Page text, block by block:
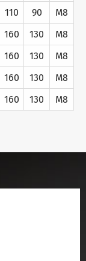
110 90
M8
160 130
M8
160 130
M8
160 130
M8
160 130 M8